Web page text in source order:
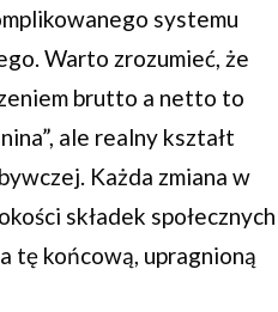
systemu
Warto zrozumieć, że
brutto a netto to
ale realny kształt
Każda zmiana w
składek społecznych
tę końcową, upragnioną